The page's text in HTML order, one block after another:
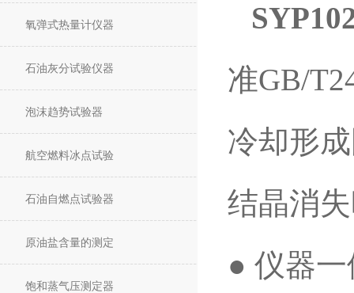
氧弹式热量计仪器
石油灰分试验仪器
泡沫趋势试验器
航空燃料冰点试验
石油自燃点试验器
原油盐含量的测定
饱和蒸气压测定器
准GB/
冷却形
结晶消
● 仪器